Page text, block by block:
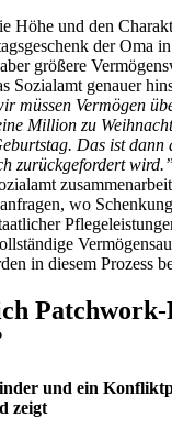
Höhe und den
der Oma
größere
Sozialamt genauer
müssen Vermögen
Million zu
Das ist dann
zurückgefordert wird.”
wo
in diesem Prozess
und ein
zeigt